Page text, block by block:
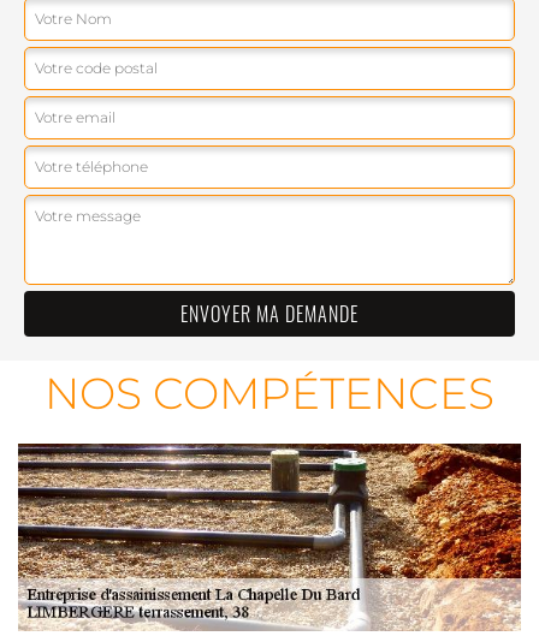
NOS COMPÉTENCES